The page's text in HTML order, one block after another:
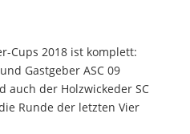
Cups 2018 ist komplett:
Gastgeber ASC 09
auch der Holzwickeder SC
Runde der letzten Vier